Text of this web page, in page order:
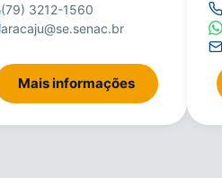
(79) 3212-1560
aracaju@se.senac.br
Mais informações